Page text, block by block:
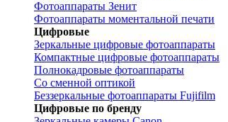
Фотоаппараты Зенит
Фотоаппараты моментальной печати
Цифровые
Зеркальные цифровые фотоаппараты
Компактные цифровые фотоаппараты
Полнокадровые фотоаппараты
Со сменной оптикой
Беззеркальные фотоаппараты Fujifilm
Цифровые по бренду